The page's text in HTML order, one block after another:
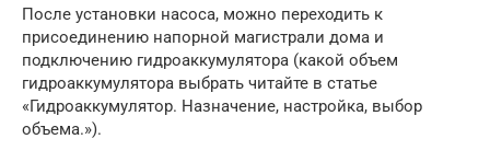
После установки насоса, можно переходить к
присоединению напорной магистрали дома и
подключению гидроаккумулятора (какой объем
гидроаккумулятора выбрать читайте в статье
«Гидроаккумулятор. Назначение, настройка, выбор
объема.»).